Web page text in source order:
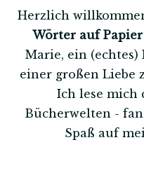
Herzlich
Wörter auf Papier
Marie, ein
einer großen Liebe
Ich lese mich
Bücherwelten -
Spaß auf